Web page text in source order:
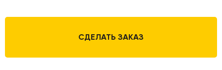
СДЕЛАТЬ ЗАКАЗ